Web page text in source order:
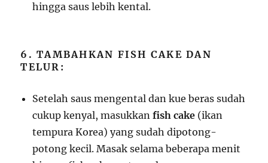
hingga saus lebih kental.
6. TAMBAHKAN FISH CAKE DAN
TELUR:
Setelah saus mengental dan kue beras sudah
cukup kenyal, masukkanfish cake (ikan
tempura Korea) yang sudah dipotong-
potong kecil. Masak selama beberapa menit